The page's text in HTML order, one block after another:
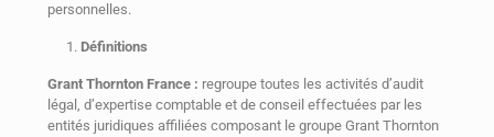
personnelles.
Définitions
Grant Thornton France : regroupe toutes les activités d’audit
légal, d’expertise comptable et de conseil effectuées par les
entités juridiques affiliées composant le groupe Grant Thornton